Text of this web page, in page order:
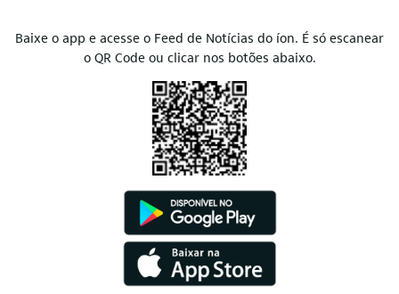
Baixe o app e acesse o Feed de Notícias do íon. É só escanear
o QR Code ou clicar nos botões abaixo.